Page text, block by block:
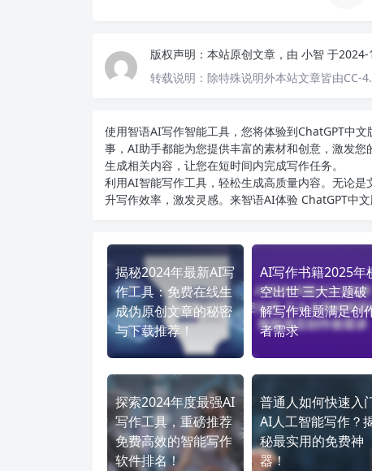
版权声明： 本站原创文章，由 小智 于2024-
转载说明： 除特殊说明外本站文章皆由CC-
使用智语AI写作智能工具，您将体验到ChatGPT中
事，AI助手都能为您提供丰富的素材和创意，激发
生成相关内容，让您在短时间内完成写作任务。
利用AI智能写作工具，轻松生成高质量内容。无论
升写作效率，激发灵感。来智语AI体验 ChatGPT中
揭秘2024年最新AI写
作工具：免费在线生
成伪原创文章的秘密
与下载推荐！
AI写作书籍2025年
空出世 三大主题破
解写作难题满足创
者需求
探索2024年度最强AI
写作工具，重磅推荐
免费高效的智能写作
软件排名！
普通人如何快速入
AI人工智能写作？
秘最实用的免费神
器！